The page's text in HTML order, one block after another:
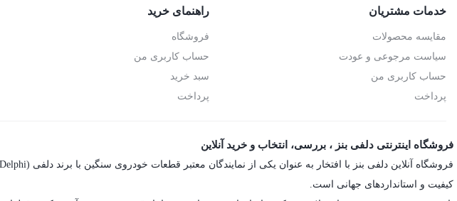
خدمات مشتریان
مقایسه محصولات
سیاست مرجوعی و عودت
حساب کاربری من
پرداخت
راهنمای خرید
فروشگاه
حساب کاربری من
سبد خرید
پرداخت
فروشگاه اینترنتی دلفی بنز ، بررسی، انتخاب و خرید آنلاین
کیفیت و استانداردهای جهانی است.